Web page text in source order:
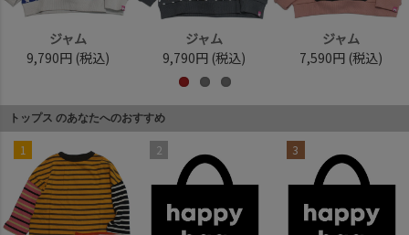
ジャム
9,790円 (税込)
ジャム
9,790円 (税込)
ジャム
7,590円 (税込)
トップス のあなたへのおすすめ
1 2 3